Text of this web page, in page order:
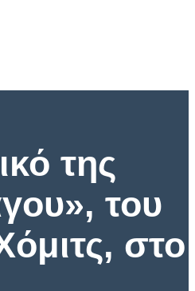
της
του
στο